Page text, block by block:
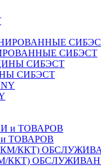
СИБЭСТ
СИБЭСТ
ТОВАРОВ
ККТ)